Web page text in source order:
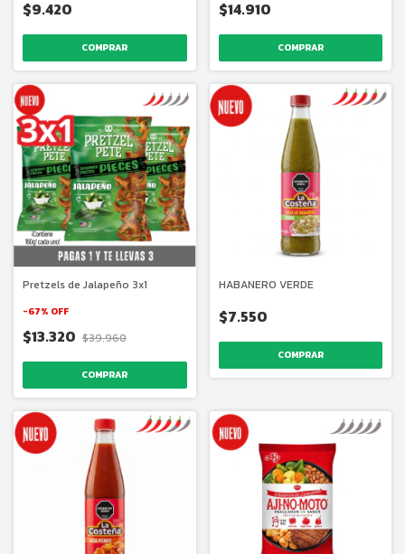
$9.420 $14.910
Pretzels de Jalapeño 3x1
-67% OFF
$13.320 $39.960
HABANERO VERDE
$7.550